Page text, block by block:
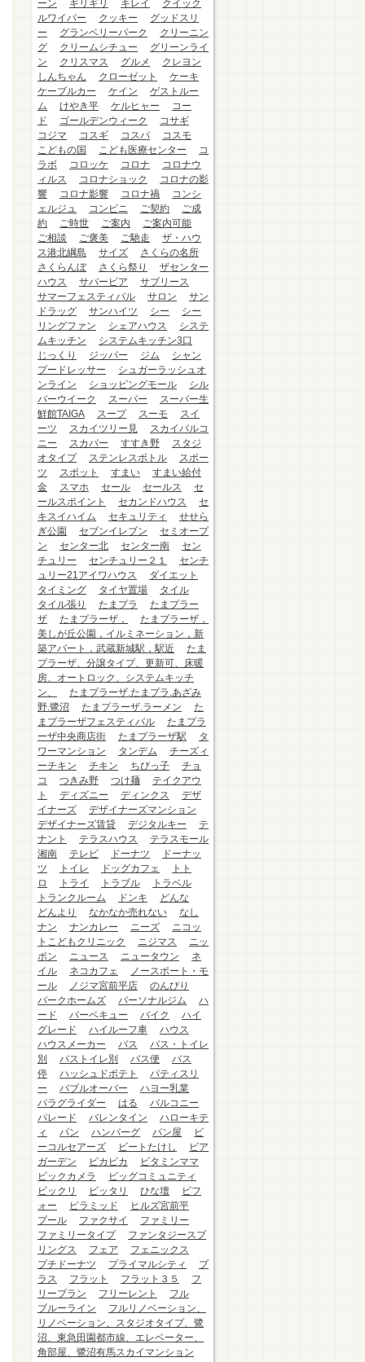
ーン
ギリギリ キレイ
クイック
ルワイパー
クッキー
グッドスリ
ー
グランベリーパーク
クリーニン
グ
クリームシチュー
グリーンライ
ン
クリスマス グルメ
クレヨン
しんちゃん
クローゼット
ケーキ
ケーブルカー
ケイン
ゲストルー
ム
けやき平 ケルヒャー
コー
ド
ゴールデンウィーク
コサギ
コジマ
コスギ コスパ
コスモ
こどもの国
こども医療センター
コ
ラボ
コロッケ コロナ
コロナウ
ィルス
コロナショック
コロナの影
響
コロナ影響 コロナ禍
コンシ
ェルジュ
コンビニ ご契約
ご成
約
ご時世 ご案内
ご案内可能
ご相談
ご褒美 ご馳走
ザ・ハウ
ス港北綱島
サイズ
さくらの名所
さくらんぼ
さくら祭り
ザセンター
ハウス
サバービア
サブリース
サマーフェスティバル
サロン
サン
ドラッグ
サンハイツ シー
シー
リングファン
シェアハウス
システ
ムキッチン
システムキッチン3口
じっくり
ジッパー ジム
シャン
プードレッサー
シュガーラッシュオ
ンライン
ショッピングモール
シル
バーウイーク
スーパー
スーパー生
鮮館TAIGA
スープ スーモ
スイ
ーツ
スカイツリー見
スカイバルコ
ニー
スカパー すすき野
スタジ
オタイプ
ステンレスボトル
スポー
ツ
スポット すまい
すまい給付
金
スマホ セール セールス
セ
ールスポイント
セカンドハウス
セ
キスイハイム
セキュリティ
せせら
ぎ公園
セブンイレブン
セミオープ
ン
センター北 センター南
セン
チュリー
センチュリー２１
センチ
ュリー21アイワハウス
ダイエット
タイミング
タイヤ置場
タイル
タイル張り
たまプラ
たまプラー
ザ
たまプラーザ，
たまプラーザ，
美しが丘公園，イルミネーション，新
築アパート，武蔵新城駅，駅近
たま
プラーザ、分譲タイプ、更新可、床暖
房、オートロック、システムキッチ
ン、
たまプラーザ.たまプラ.あざみ
野.鷺沼
たまプラーザ.ラーメン
た
まプラーザフェスティバル
たまプラ
ーザ中央商店街
たまプラーザ駅
タ
ワーマンション
タンデム
チーズィ
ーチキン
チキン ちびっ子
チョ
コ
つきみ野 つけ麺
テイクアウ
ト
ディズニー ディンクス
デザ
イナーズ
デザイナーズマンション
デザイナーズ賃貸
デジタルキー
テ
ナント
テラスハウス
テラスモール
湘南
テレビ ドーナツ
ドーナッ
ツ
トイレ ドッグカフェ
トト
ロ
トライ トラブル
トラベル
トランクルーム
ドンキ
どんな
どんより
なかなか売れない
なし
ナン
ナンカレー ニーズ
ニコッ
トこどもクリニック
ニジマス
ニッ
ポン
ニュース ニュータウン
ネ
イル
ネコカフェ
ノースポート・モ
ール
ノジマ宮前平店
のんびり
パークホームズ
パーソナルジム
ハ
ード
バーベキュー バイク
ハイ
グレード
ハイルーフ車
ハウス
ハウスメーカー
バス
バス・トイレ
別
バストイレ別 バス便
バス
停
ハッシュドポテト
パティスリ
ー
バブルオーバー
ハヨー乳業
パラグライダー
はる
バルコニー
パレード
バレンタイン
ハローキテ
ィ
パン ハンバーグ パン屋
ビ
ーコルセアーズ
ビートたけし
ビア
ガーデン
ピカピカ
ビタミンママ
ビックカメラ
ビッグコミュニティ
ビックリ
ピッタリ ひな壇
ビフ
ォー
ピラミッド
ヒルズ宮前平
プール
ファクサイ
ファミリー
ファミリータイプ
ファンタジースプ
リングス
フェア
フェニックス
プチドーナツ
プライマルシティ
プ
ラス
フラット フラット３５
フ
リープラン
フリーレント
フル
ブルーライン
フルリノベーション、
リノベーション、スタジオタイプ、鷺
沼、東急田園都市線、エレベーター、
角部屋、鷺沼有馬スカイマンション